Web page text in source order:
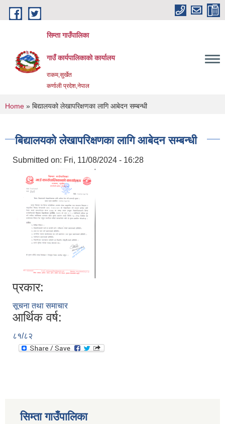
Skip to main content
सिम्ता गाउँपालिका
गाउँ कार्यपालिकाको कार्यालय
राकम,सुर्खेत
कर्णाली प्रदेश,नेपाल
You are here
Home » बिद्यालयको लेखापरिक्षणका लागि आबेदन सम्बन्धी
बिद्यालयको लेखापरिक्षणका लागि आबेदन सम्बन्धी
Submitted on: Fri, 11/08/2024 - 16:28
प्रकार:
सूचना तथा समाचार
आर्थिक वर्ष:
८१/८२
सिम्ता गाउँपालिका